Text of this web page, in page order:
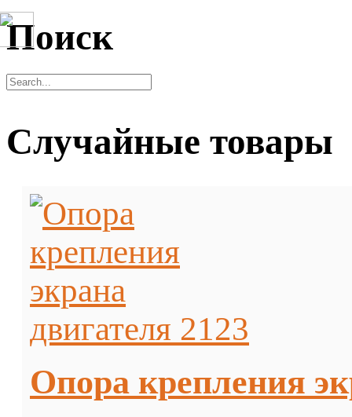
Поиск
Случайные товары
Опора крепления